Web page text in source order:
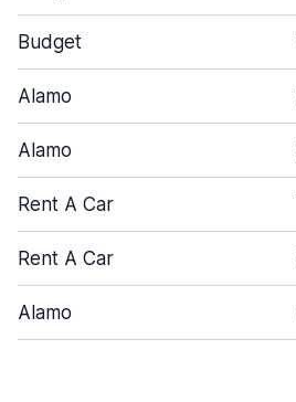
Budget
Alamo
Alamo
Rent A Car
Rent A Car
Alamo